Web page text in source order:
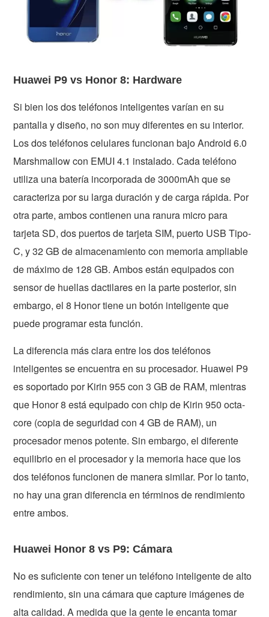
Huawei P9 vs Honor 8: Hardware
Si bien los dos teléfonos inteligentes varían en su
pantalla y diseño, no son muy diferentes en su interior.
Los dos teléfonos celulares funcionan bajo Android 6.0
Marshmallow con EMUI 4.1 instalado. Cada teléfono
utiliza una batería incorporada de 3000mAh que se
caracteriza por su larga duración y de carga rápida. Por
otra parte, ambos contienen una ranura micro para
tarjeta SD, dos puertos de tarjeta SIM, puerto USB Tipo-
C, y 32 GB de almacenamiento con memoria ampliable
de máximo de 128 GB. Ambos están equipados con
sensor de huellas dactilares en la parte posterior, sin
embargo, el 8 Honor tiene un botón inteligente que
puede programar esta función.
La diferencia más clara entre los dos teléfonos
inteligentes se encuentra en su procesador. Huawei P9
es soportado por Kirin 955 con 3 GB de RAM, mientras
que Honor 8 está equipado con chip de Kirin 950 octa-
core (copia de seguridad con 4 GB de RAM), un
procesador menos potente. Sin embargo, el diferente
equilibrio en el procesador y la memoria hace que los
dos teléfonos funcionen de manera similar. Por lo tanto,
no hay una gran diferencia en términos de rendimiento
entre ambos.
Huawei Honor 8 vs P9: Cámara
No es suficiente con tener un teléfono inteligente de alto
rendimiento, sin una cámara que capture imágenes de
alta calidad. A medida que la gente le encanta tomar